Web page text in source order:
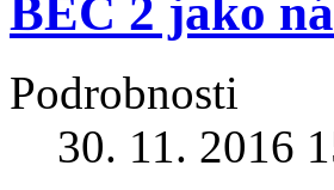
BEC 2 jako
Podrobnosti
30. 11. 2016